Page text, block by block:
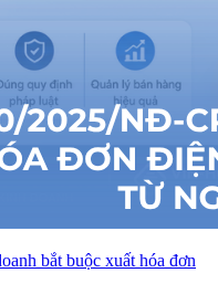
bắt buộc xuất hóa đơn